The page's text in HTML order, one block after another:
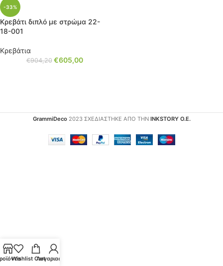
-33%
Κρεβάτι διπλό με στρώμα 22-
18-001
Κρεβάτια
€904,20 €605,00
GrammiDeco 2023 ΣΧΕΔΙΑΣΤΗΚΕ ΑΠΟ ΤΗΝ INKSTORY Ο.Ε.
Wishlist Cart
Λογαριασμός